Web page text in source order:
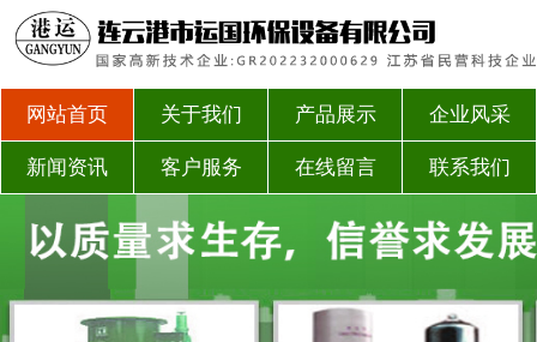
网站首页 关于我们 产品展示 企业风采
新闻资讯 客户服务 在线留言 联系我们